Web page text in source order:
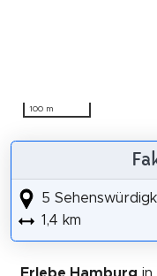
100 m
5
1,4 km
Erlebe Hamburg in